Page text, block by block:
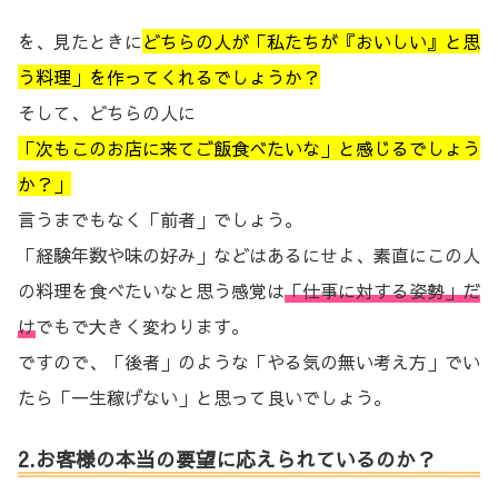
を、見たときにどちらの人が「私たちが『おいしい』と思
う料理」を作ってくれるでしょうか？
そして、どちらの人に
「次もこのお店に来てご飯食べたいな」と感じるでしょう
か？」
言うまでもなく「前者」でしょう。
「経験年数や味の好み」などはあるにせよ、素直にこの人
の料理を食べたいなと思う感覚は「仕事に対する姿勢」だ
けでもで大きく変わります。
ですので、「後者」のような「やる気の無い考え方」でい
たら「一生稼げない」と思って良いでしょう。
2.お客様の本当の要望に応えられているのか？